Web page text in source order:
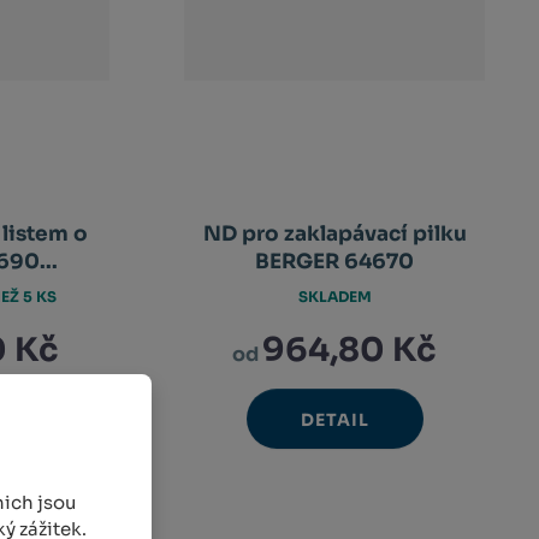
jsou
zážitek.
o
Kč
5 KS
ND pro zaklapávací pilku
BERGER 64670
od 964,80 Kč
DETAIL
SKLADEM